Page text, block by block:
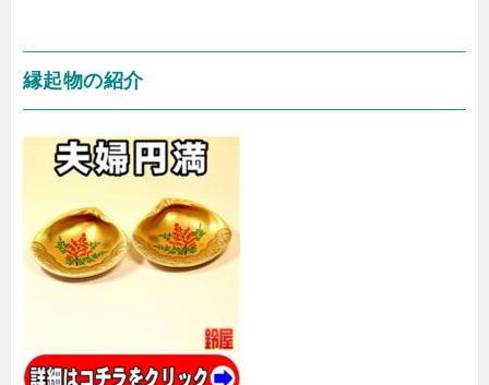
縁起物の紹介